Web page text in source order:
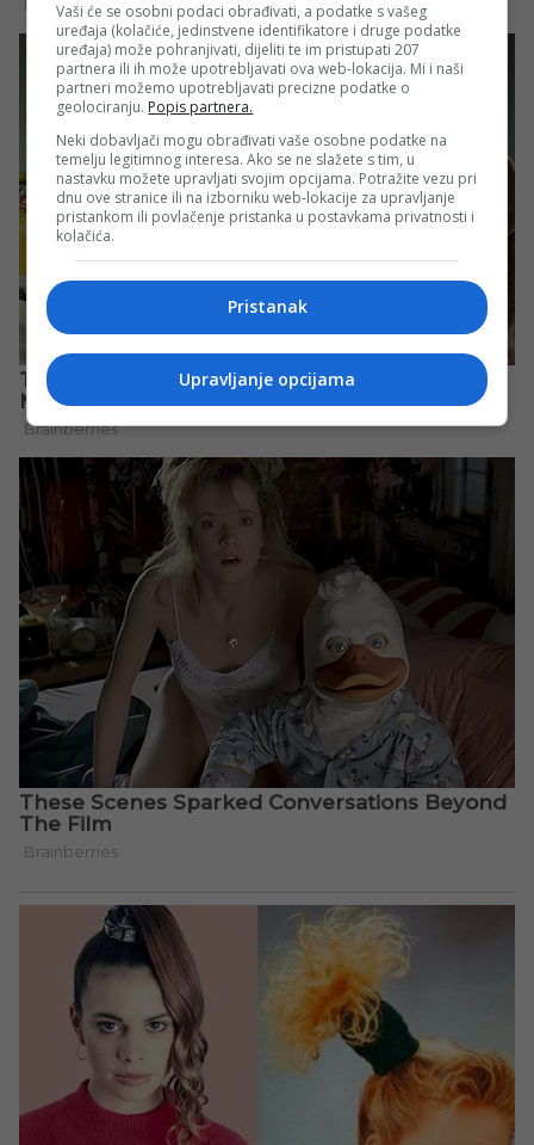
Vaši će se osobni podaci obrađivati, a podatke s vašeg
uređaja (kolačiće, jedinstvene identifikatore i druge podatke
uređaja) može pohranjivati, dijeliti te im pristupati 207
partnera ili ih može upotrebljavati ova web-lokacija. Mi i naši
partneri možemo upotrebljavati precizne podatke o
geolociranju. Popis partnera.
Neki dobavljači mogu obrađivati vaše osobne podatke na
temelju legitimnog interesa. Ako se ne slažete s tim, u
nastavku možete upravljati svojim opcijama. Potražite vezu pri
dnu ove stranice ili na izborniku web-lokacije za upravljanje
pristankom ili povlačenje pristanka u postavkama privatnosti i
kolačića.
Pristanak
Upravljanje opcijama